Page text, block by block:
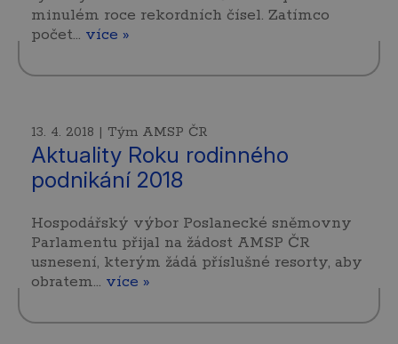
minulém roce rekordních čísel. Zatímco
počet… více »
13. 4. 2018 | Tým AMSP ČR
Aktuality Roku rodinného
podnikání 2018
Hospodářský výbor Poslanecké sněmovny
Parlamentu přijal na žádost AMSP ČR
usnesení, kterým žádá příslušné resorty, aby
obratem… více »